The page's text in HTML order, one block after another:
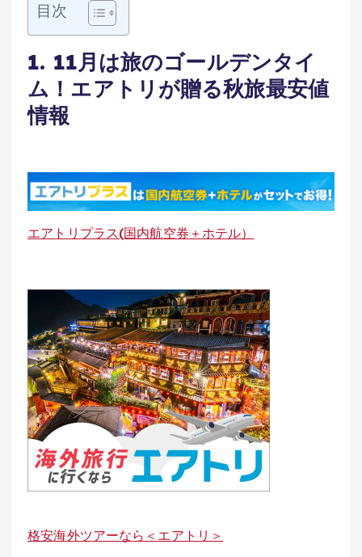
目次
1. 11月は旅のゴールデンタイ
ム！エアトリが贈る秋旅最安値
情報
エアトリプラス(国内航空券＋ホテル）
格安海外ツアーなら＜エアトリ＞